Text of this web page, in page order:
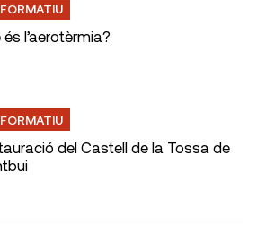
és l’aerotèrmia?
del Castell de la Tossa de